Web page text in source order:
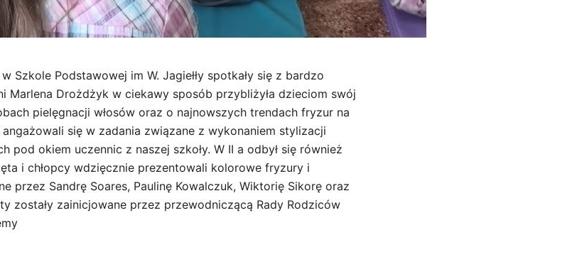
Szkole Podstawowej im W. Jagiełły spotkały się z bardzo
Marlena Drożdżyk w ciekawy sposób przybliżyła dzieciom swój
pielęgnacji włosów oraz o najnowszych trendach fryzur na
się w zadania związane z wykonaniem stylizacji
pod okiem uczennic z naszej szkoły. W II a odbył się również
i chłopcy wdzięcznie prezentowali kolorowe fryzury i
przez Sandrę Soares, Paulinę Kowalczuk, Wiktorię Sikorę oraz
zostały zainicjowane przez przewodniczącą Rady Rodziców